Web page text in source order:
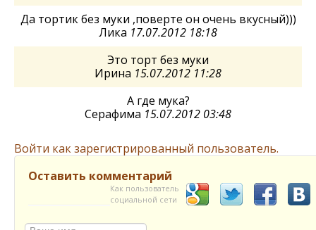
Да тортик без муки ,поверте он очень вкусный)))
Лика 17.07.2012 18:18
Это торт без муки
Ирина 15.07.2012 11:28
А где мука?
Серафима 15.07.2012 03:48
Войти как зарегистрированный пользователь.
Оставить комментарий
Как пользователь
социальной сети